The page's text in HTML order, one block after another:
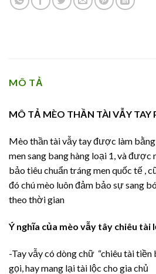
MÔ TẢ
MÔ TẢ MÈO THẦN TÀI VẪY TAY
Mèo thần tài vẫy tay được làm
men sang bang hàng loại 1, và được
bảo tiêu chuẩn tráng men quốc tế ,
đó chú mèo luôn đảm bảo sự sang
theo thời gian
Ý nghĩa của mèo vẫy tây chiêu tài
-Tay vẫy có dòng chữ “chiêu tài tiền
gọi, hay mang lại tài lộc cho gia chủ